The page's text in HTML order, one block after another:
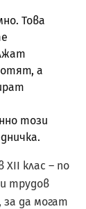
Това
а
този
клас – по
трудов
за да могат